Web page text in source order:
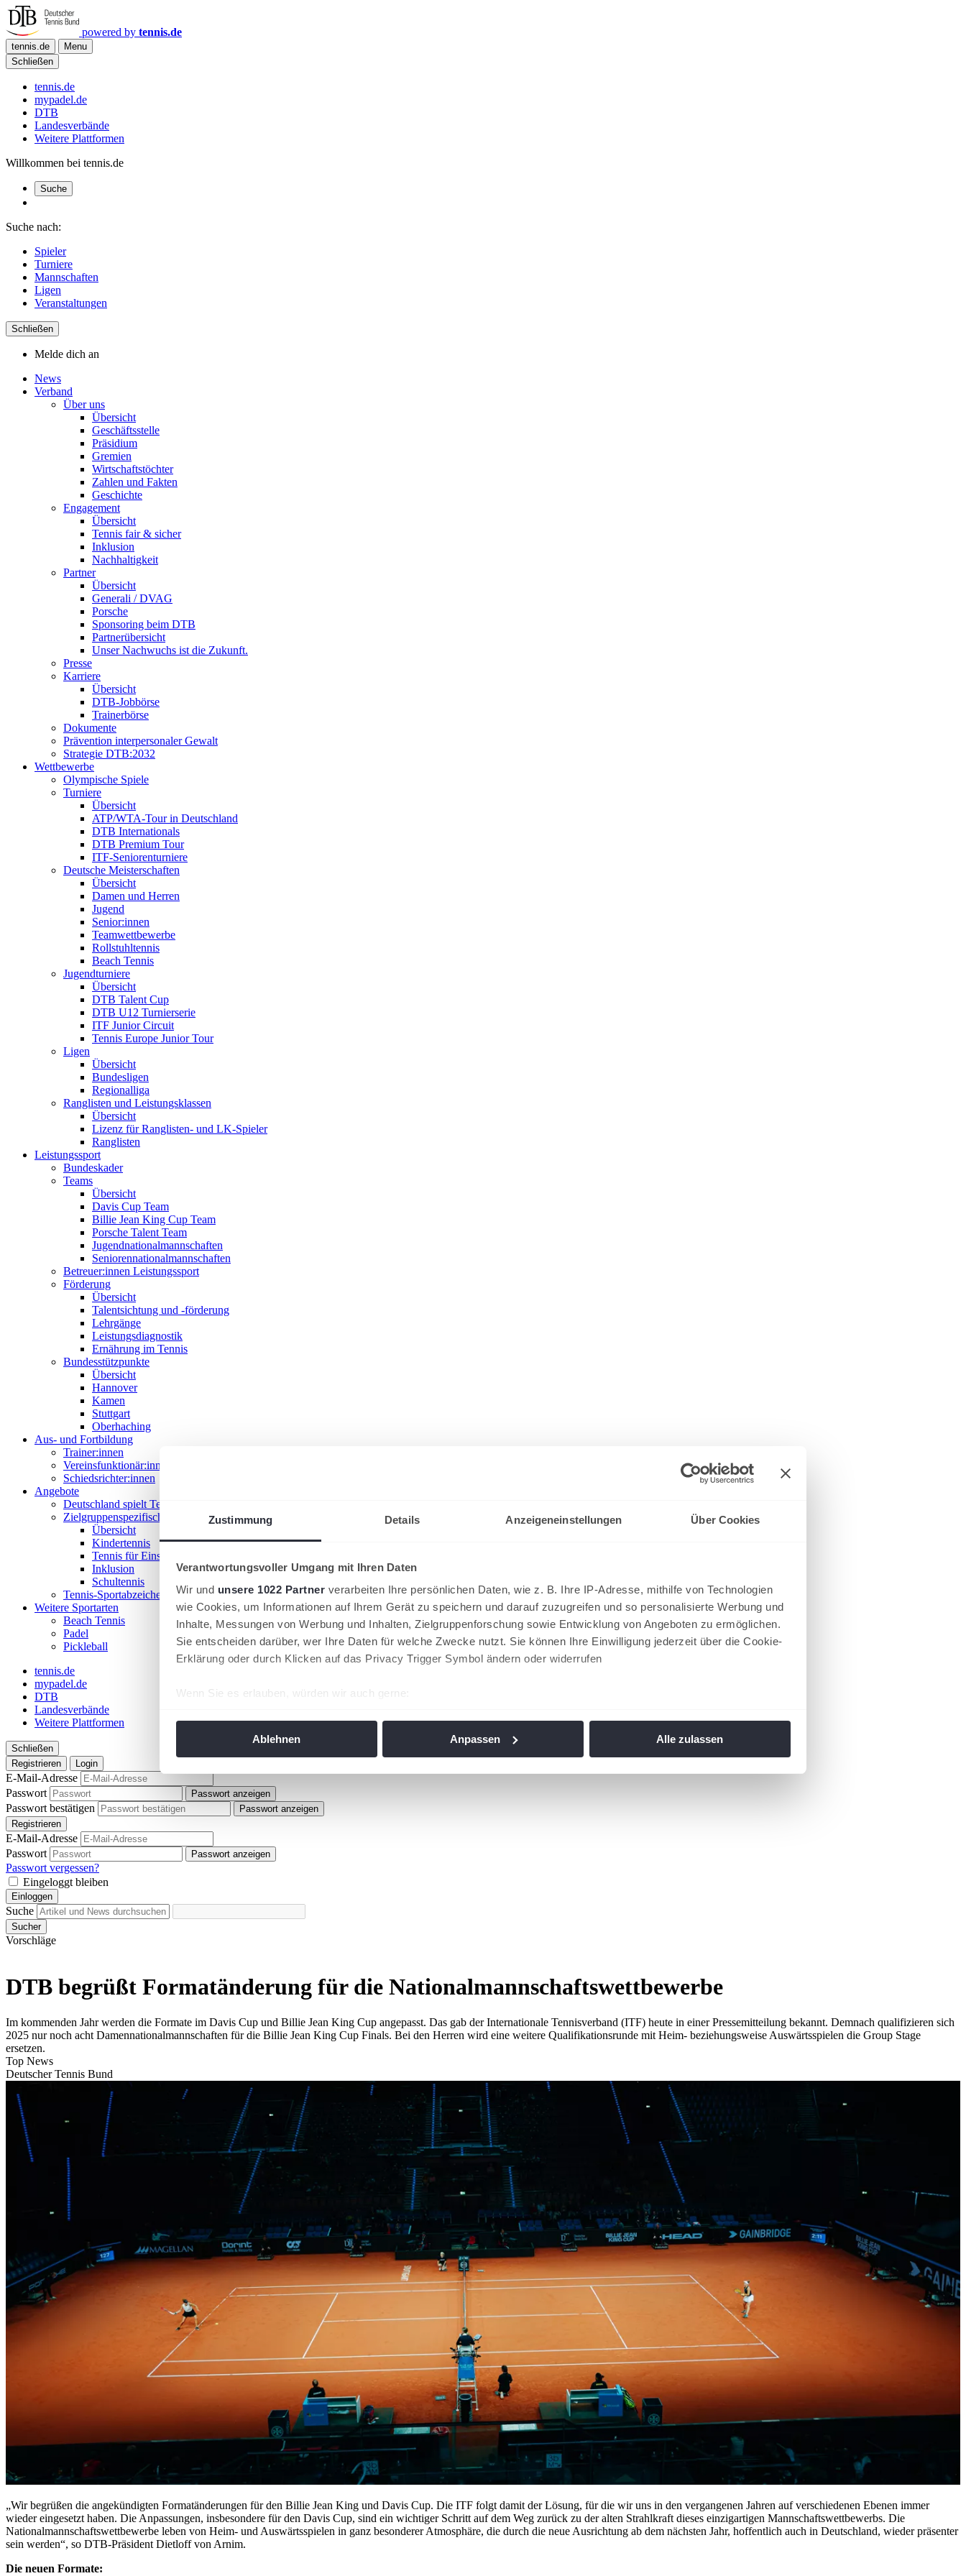
Zustimmung Details Anzeigeneinstellungen Über Cookies
Verantwortungsvoller Umgang mit Ihren Daten
Wir und unsere 1022 Partner verarbeiten Ihre persönlichen Daten, wie z. B. Ihre IP-Adresse, mithilfe von Technologien
wie Cookies, um Informationen auf Ihrem Gerät zu speichern und darauf zuzugreifen und so personalisierte Werbung und
Inhalte, Messungen von Werbung und Inhalten, Zielgruppenforschung sowie Entwicklung von Angeboten zu ermöglichen.
Sie entscheiden darüber, wer Ihre Daten für welche Zwecke nutzt. Sie können Ihre Einwilligung jederzeit über die Cookie-
Erklärung oder durch Klicken auf das Privacy Trigger Symbol ändern oder widerrufen
Wenn Sie es erlauben, würden wir auch gerne:
Wir verwenden Cookies, um Inhalte und Anzeigen zu personalisieren, Funktionen für soziale Medien anbieten zu können
und die Zugriffe auf unsere Website zu analysieren. Außerdem geben wir Informationen zu Ihrer Verwendung unserer
möglicherweise mit weiteren Daten zusammen, die Sie ihnen bereitgestellt haben oder die sie im Rahmen Ihrer Nutzung
Ablehnen Anpassen Alle zulassen
powered by tennis.de
tennis.de
Menu
Schließen
tennis.de
mypadel.de
DTB
Landesverbände
Weitere Plattformen
Willkommen bei tennis.de
Suche
Suche nach:
Spieler
Turniere
Mannschaften
Ligen
Veranstaltungen
Schließen
Melde dich an
News
Verband
Über uns
Übersicht
Geschäftsstelle
Präsidium
Gremien
Wirtschaftstöchter
Zahlen und Fakten
Geschichte
Engagement
Übersicht
Tennis fair & sicher
Inklusion
Nachhaltigkeit
Partner
Übersicht
Generali / DVAG
Porsche
Sponsoring beim DTB
Partnerübersicht
Unser Nachwuchs ist die Zukunft.
Presse
Karriere
Übersicht
DTB-Jobbörse
Trainerbörse
Dokumente
Prävention interpersonaler Gewalt
Strategie DTB:2032
Wettbewerbe
Olympische Spiele
Turniere
Übersicht
ATP/WTA-Tour in Deutschland
DTB Internationals
DTB Premium Tour
ITF-Seniorenturniere
Deutsche Meisterschaften
Übersicht
Damen und Herren
Jugend
Senior:innen
Teamwettbewerbe
Rollstuhltennis
Beach Tennis
Jugendturniere
Übersicht
DTB Talent Cup
DTB U12 Turnierserie
ITF Junior Circuit
Tennis Europe Junior Tour
Ligen
Übersicht
Bundesligen
Regionalliga
Ranglisten und Leistungsklassen
Übersicht
Lizenz für Ranglisten- und LK-Spieler
Ranglisten
Leistungssport
Bundeskader
Teams
Übersicht
Davis Cup Team
Billie Jean King Cup Team
Porsche Talent Team
Jugendnationalmannschaften
Seniorennationalmannschaften
Betreuer:innen Leistungssport
Förderung
Übersicht
Talentsichtung und -förderung
Lehrgänge
Leistungsdiagnostik
Ernährung im Tennis
Bundesstützpunkte
Übersicht
Hannover
Kamen
Stuttgart
Oberhaching
Aus- und Fortbildung
Trainer:innen
Vereinsfunktionär:innen
Schiedsrichter:innen
Angebote
Deutschland spielt Tennis
Zielgruppenspezifische Angebote
Übersicht
Kindertennis
Tennis für Einsteiger 18+
Inklusion
Schultennis
Tennis-Sportabzeichen
Weitere Sportarten
Beach Tennis
Padel
Pickleball
tennis.de
mypadel.de
DTB
Landesverbände
Weitere Plattformen
Schließen
Registrieren
Login
E-Mail-Adresse
Passwort
Passwort anzeigen
Passwort bestätigen
Passwort anzeigen
Registrieren
E-Mail-Adresse
Passwort
Passwort anzeigen
Passwort vergessen?
Eingeloggt bleiben
Einloggen
Suche
Sucher
Vorschläge
DTB begrüßt Formatänderung für die Nationalmannschaftswettbewerbe
Im kommenden Jahr werden die Formate im Davis Cup und Billie Jean King Cup angepasst. Das gab der Internationale Tennisverband (ITF) heute in einer Pressemitteilung bekannt. Demnach qualifizieren sich
2025 nur noch acht Damennationalmannschaften für die Billie Jean King Cup Finals. Bei den Herren wird eine weitere Qualifikationsrunde mit Heim- beziehungsweise Auswärtsspielen die Group Stage
ersetzen.
Top News
Deutscher Tennis Bund
„Wir begrüßen die angekündigten Formatänderungen für den Billie Jean King und Davis Cup. Die ITF folgt damit der Lösung, für die wir uns in den vergangenen Jahren auf verschiedenen Ebenen immer
wieder eingesetzt haben. Die Anpassungen, insbesondere für den Davis Cup, sind ein wichtiger Schritt auf dem Weg zurück zu der alten Strahlkraft dieses einzigartigen Mannschaftswettbewerbs. Die
Nationalmannschaftswettbewerbe leben von Heim- und Auswärtsspielen in ganz besonderer Atmosphäre, die durch die neue Ausrichtung ab dem nächsten Jahr, hoffentlich auch in Deutschland, wieder präsenter
sein werden“, so DTB-Präsident Dietloff von Arnim.
Die neuen Formate: